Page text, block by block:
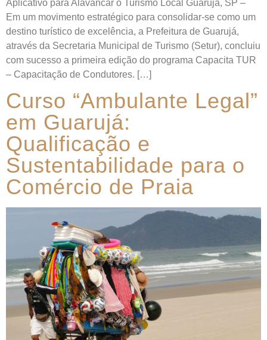
Aplicativo para Alavancar o Turismo Local Guarujá, SP –
Em um movimento estratégico para consolidar-se como um
destino turístico de excelência, a Prefeitura de Guarujá,
através da Secretaria Municipal de Turismo (Setur), concluiu
com sucesso a primeira edição do programa Capacita TUR
– Capacitação de Condutores. […]
Curso “Ambulante Legal”
em Guarujá:
Qualificação e
Sustentabilidade para o
Comércio de Praia